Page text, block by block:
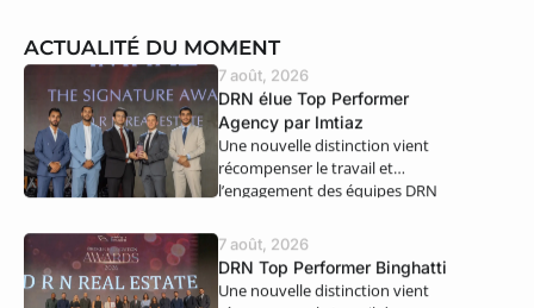
ACTUALITÉ DU MOMENT
7 août, 2026
DRN élue Top Performer
Agency par Imtiaz
Une nouvelle distinction vient
récompenser le travail et
l’engagement des équipes DRN
7 août, 2026
DRN Top Performer Binghatti
Une nouvelle distinction vient